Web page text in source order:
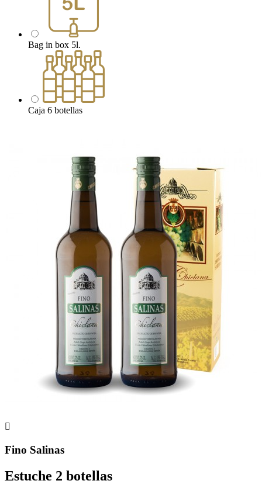
Bag in box 5l.
Caja 6 botellas

Fino Salinas
Estuche 2 botellas